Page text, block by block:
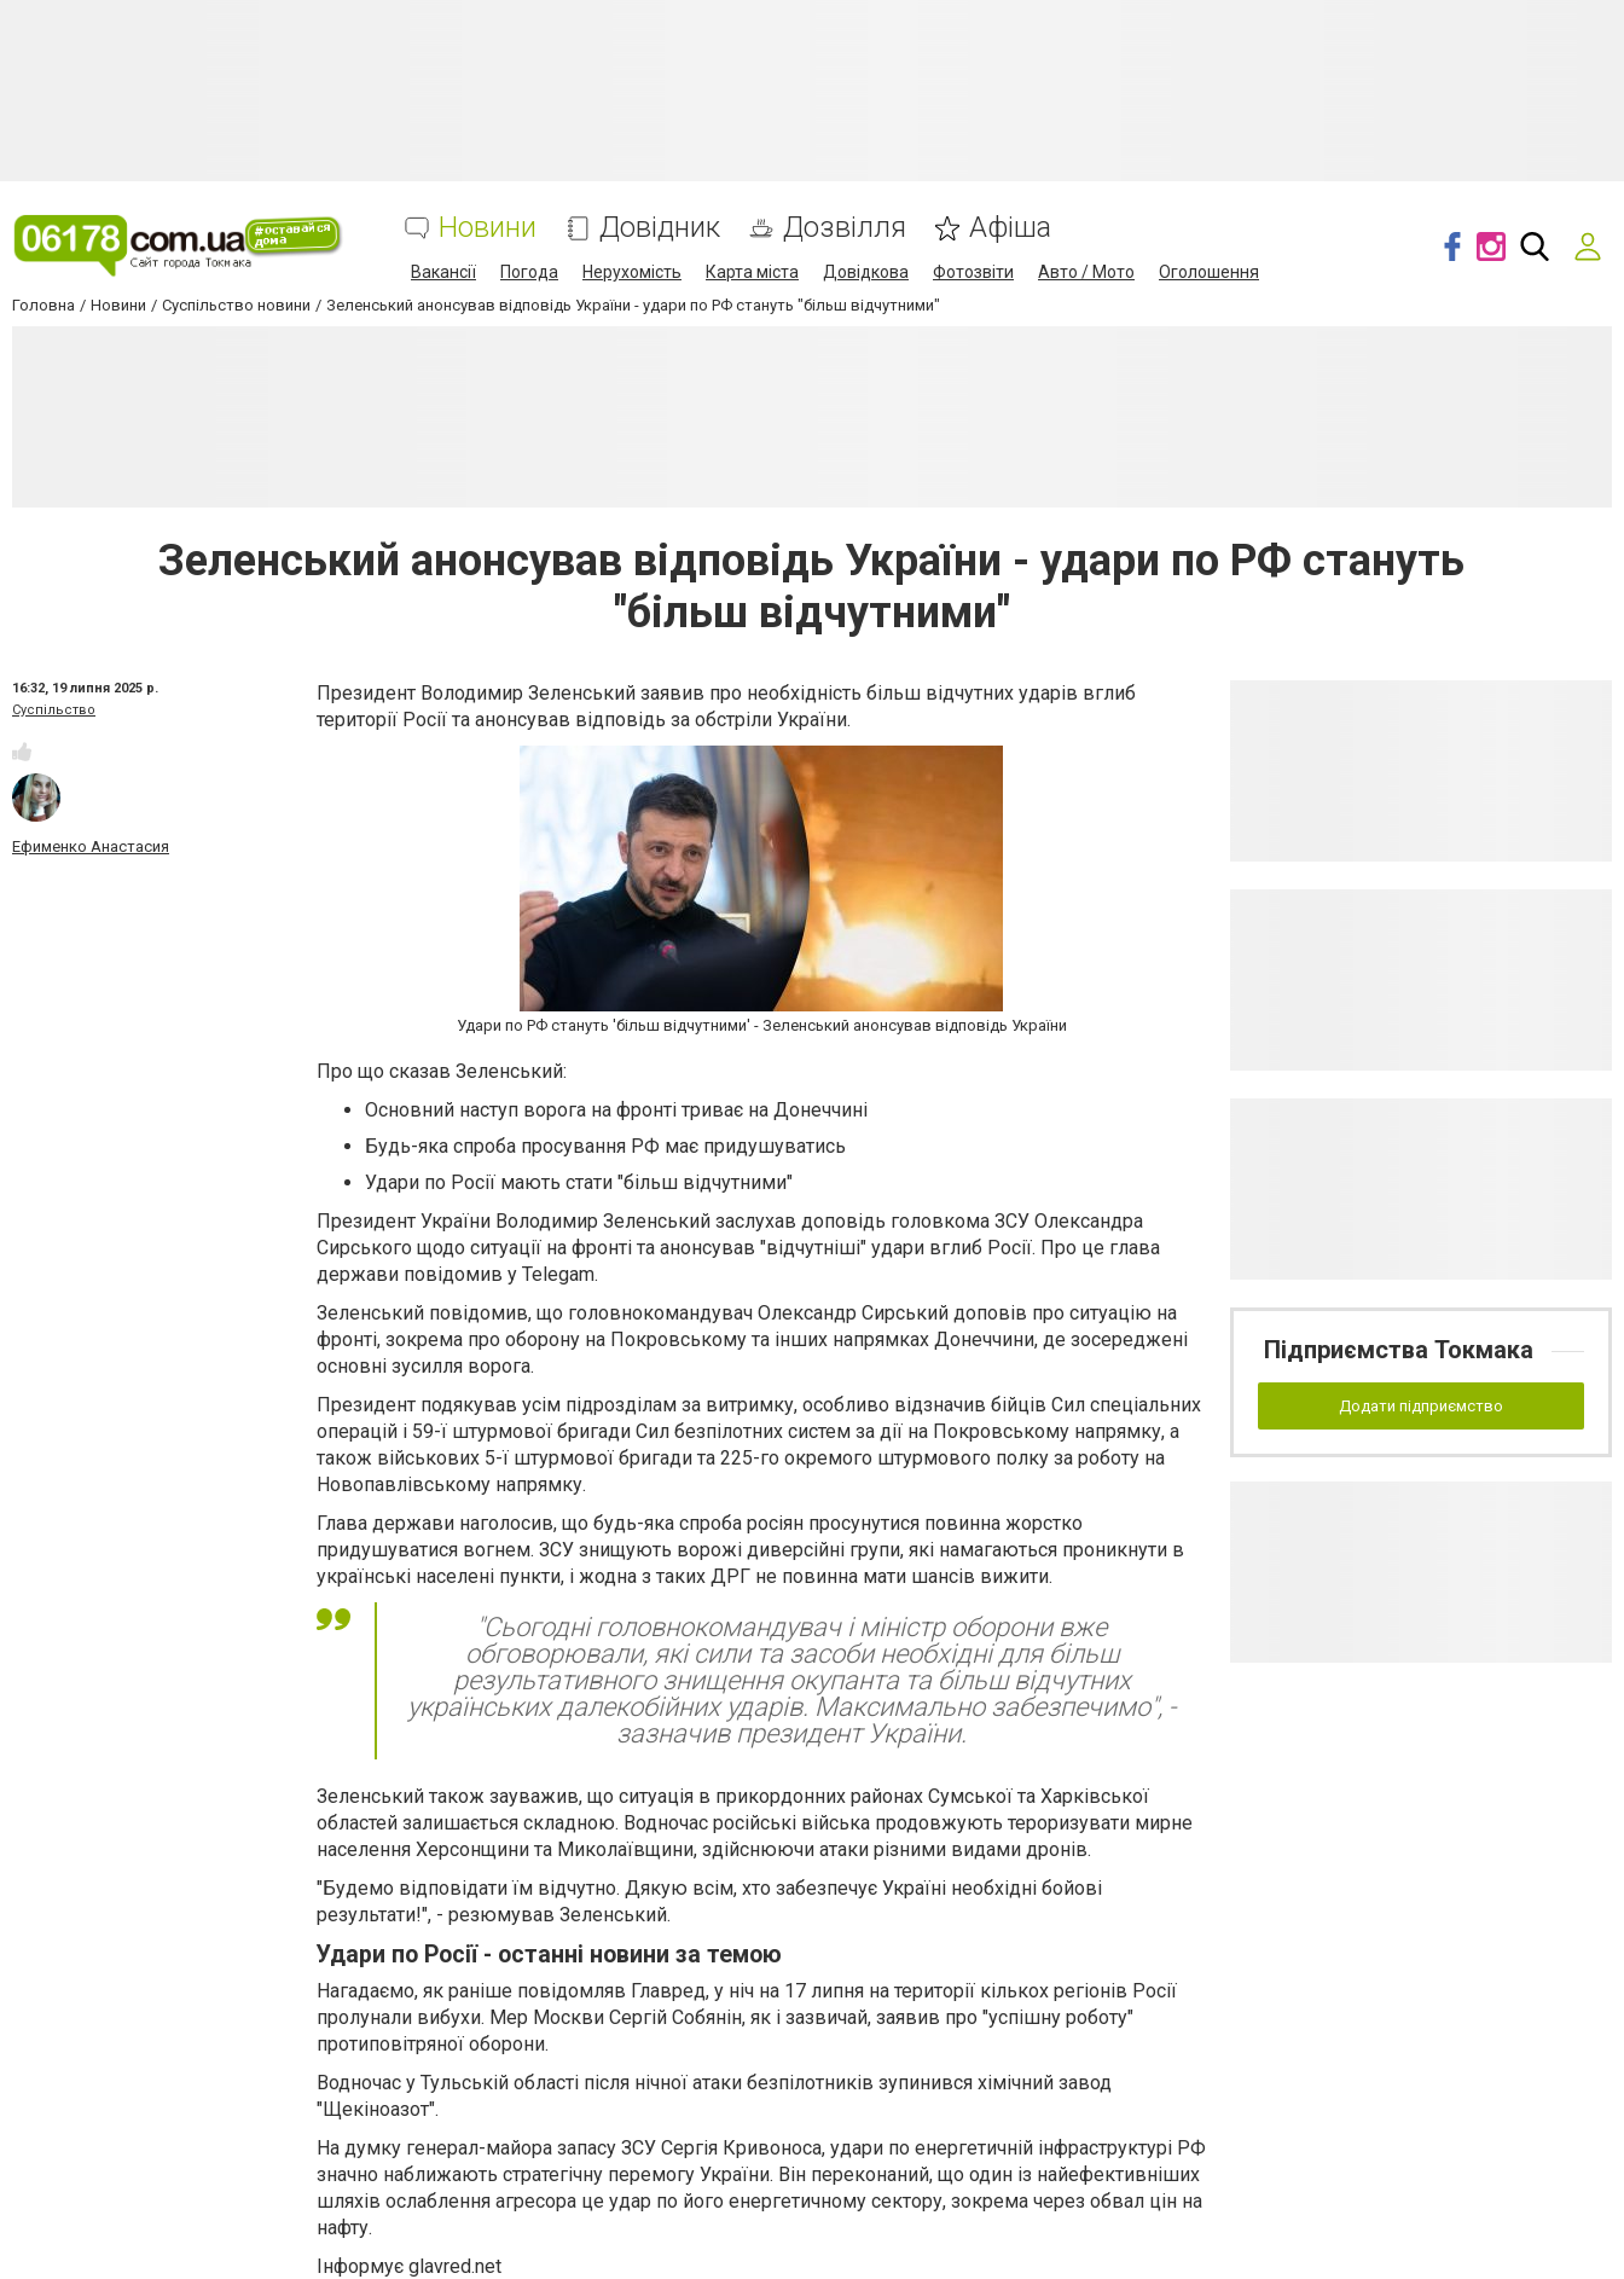
Новини Довідник Дозвілля Афіша
Вакансії Погода Нерухомість Карта міста Довідкова Фотозвіти Авто / Мото Оголошення
Головна Новини Суспільство новини Зеленський анонсував відповідь України - удари по РФ стануть "більш відчутними"
Зеленський анонсував відповідь України - удари по РФ стануть
"більш відчутними"
16:32, 19 липня 2025 р.
Суспільство
Ефименко Анастасия
Президент Володимир Зеленський заявив про необхідність більш відчутних ударів вглиб
території Росії та анонсував відповідь за обстріли України.
Удари по РФ стануть 'більш відчутними' - Зеленський анонсував відповідь України
Про що сказав Зеленський:
Основний наступ ворога на фронті триває на Донеччині
Будь-яка спроба просування РФ має придушуватись
Удари по Росії мають стати "більш відчутними"
Президент України Володимир Зеленський заслухав доповідь головкома ЗСУ Олександра
Сирського щодо ситуації на фронті та анонсував "відчутніші" удари вглиб Росії. Про це глава
держави повідомив у Telegam.
Зеленський повідомив, що головнокомандувач Олександр Сирський доповів про ситуацію на
фронті, зокрема про оборону на Покровському та інших напрямках Донеччини, де зосереджені
основні зусилля ворога.
Президент подякував усім підрозділам за витримку, особливо відзначив бійців Сил спеціальних
операцій і 59-ї штурмової бригади Сил безпілотних систем за дії на Покровському напрямку, а
також військових 5-ї штурмової бригади та 225-го окремого штурмового полку за роботу на
Новопавлівському напрямку.
Глава держави наголосив, що будь-яка спроба росіян просунутися повинна жорстко
придушуватися вогнем. ЗСУ знищують ворожі диверсійні групи, які намагаються проникнути в
українські населені пункти, і жодна з таких ДРГ не повинна мати шансів вижити.
"Сьогодні головнокомандувач і міністр оборони вже
обговорювали, які сили та засоби необхідні для більш
результативного знищення окупанта та більш відчутних
українських далекобійних ударів. Максимально забезпечимо", -
зазначив президент України.
Зеленський також зауважив, що ситуація в прикордонних районах Сумської та Харківської
областей залишається складною. Водночас російські війська продовжують тероризувати мирне
населення Херсонщини та Миколаївщини, здійснюючи атаки різними видами дронів.
"Будемо відповідати їм відчутно. Дякую всім, хто забезпечує Україні необхідні бойові
результати!", - резюмував Зеленський.
Удари по Росії - останні новини за темою
Нагадаємо, як раніше повідомляв Главред, у ніч на 17 липня на території кількох регіонів Росії
пролунали вибухи. Мер Москви Сергій Собянін, як і зазвичай, заявив про "успішну роботу"
протиповітряної оборони.
Водночас у Тульській області після нічної атаки безпілотників зупинився хімічний завод
"Щекіноазот".
На думку генерал-майора запасу ЗСУ Сергія Кривоноса, удари по енергетичній інфраструктурі РФ
значно наближають стратегічну перемогу України. Він переконаний, що один із найефективніших
шляхів ослаблення агресора це удар по його енергетичному сектору, зокрема через обвал цін на
нафту.
Інформує glavred.net
Підприємства Токмака
Додати підприємство